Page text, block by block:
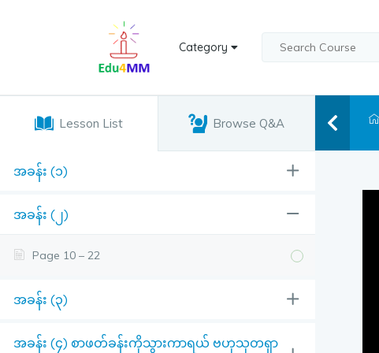
Category
Lesson List Browse Q&A
အခန်း (၁)
အခန်း (၂)
Page 10 – 22
အခန်း (၃)
အခန်း (၄) စာဖတ်ခန်းကိုသွားကာရယ် ဗဟုသုတရှာ